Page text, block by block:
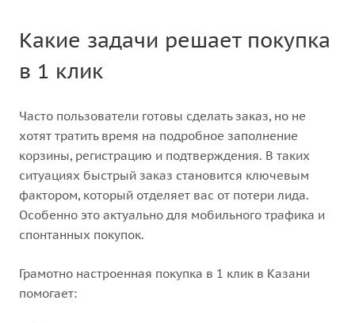
Какие задачи решает покупка
в 1 клик
Часто пользователи готовы сделать заказ, но не
хотят тратить время на подробное заполнение
корзины, регистрацию и подтверждения. В таких
ситуациях быстрый заказ становится ключевым
фактором, который отделяет вас от потери лида.
Особенно это актуально для мобильного трафика и
спонтанных покупок.
Грамотно настроенная покупка в 1 клик в Казани
помогает: